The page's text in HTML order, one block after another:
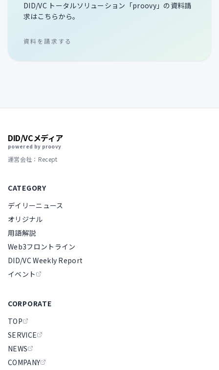
DID/VC トータルソリューション「proovy」の資料請
求はこちらから。
資料を請求する
DID/VCメディア
powered by proovy
運営会社：Recept
CATEGORY
デイリーニュース
オリジナル
用語解説
Web3フロントライン
DID/VC Weekly Report
イベント
CORPORATE
TOP
SERVICE
NEWS
COMPANY